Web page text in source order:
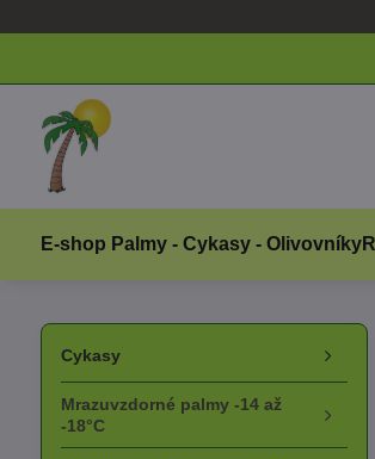
E-shop Palmy - Cykasy - Olivovníky
Cykasy
Mrazuvzdorné palmy -14 až
-18°C